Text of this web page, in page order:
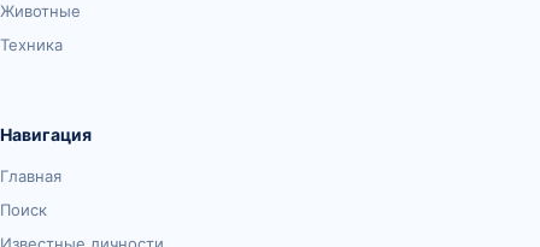
Животные
Техника
Навигация
Главная
Поиск